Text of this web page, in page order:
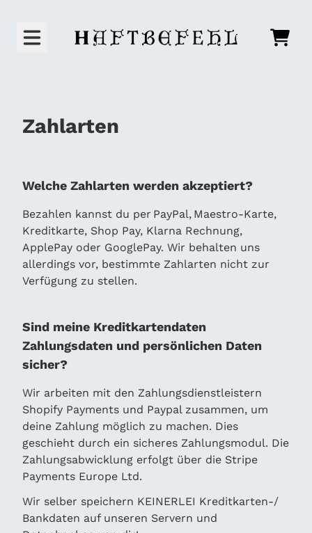
Zahlarten
Welche Zahlarten werden akzeptiert?
Bezahlen kannst du per PayPal, Maestro-Karte,
Kreditkarte, Shop Pay, Klarna Rechnung,
ApplePay oder GooglePay. Wir behalten uns
allerdings vor, bestimmte Zahlarten nicht zur
Verfügung zu stellen.
Sind meine Kreditkartendaten
Zahlungsdaten und persönlichen Daten
sicher?
Wir arbeiten mit den Zahlungsdienstleistern
Shopify Payments und Paypal zusammen, um
deine Zahlung möglich zu machen. Dies
geschieht durch ein sicheres Zahlungsmodul. Die
Zahlungsabwicklung erfolgt über die Stripe
Payments Europe Ltd.
Wir selber speichern KEINERLEI Kreditkarten-/
Bankdaten auf unseren Servern und